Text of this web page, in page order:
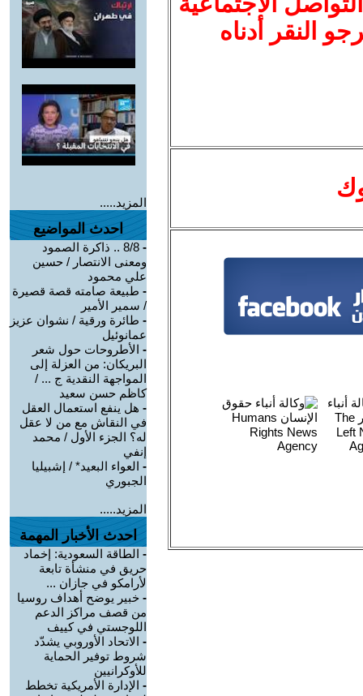
النقر أدناه
المزيد.....
احدث المواضيع
-
8/8 .. ذاكرة الصمود
ومعنى الانتصار / حسين
علي محمود
- طبيعة صامته قصة قصيرة
/ سمير الأمير
- طائرة ورقية / نشوان عزيز
عمانوئيل
- الأطروحات حول شعر
البريكان: من العزلة إلى
المواجهة النقدية ج ... /
كاظم حسن سعيد
- هل ينفع استعمال العقل
في النقاش مع من لا عقل
له؟ الجزء الأول / محمد
إنفي
- العواء البعيد* / إشبيليا
الجبوري
المزيد.....
احدث الأخبار المهمة
- الطاقة السعودية: إخماد
حريق في منشأة تابعة
لأرامكو في جازان ...
- خبير يوضح أهداف روسيا
من قصف مراكز الدعم
اللوجستي في كييف
- الاتحاد الأوروبي يشدّد
شروط توفير الحماية
للأوكرانيين
- الإدارة الأمريكية تخطط